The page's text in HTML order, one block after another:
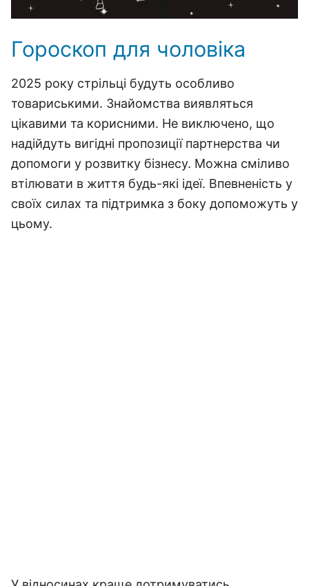
Гороскоп для чоловіка
2025 року стрільці будуть особливо
товариськими. Знайомства виявляться
цікавими та корисними. Не виключено, що
надійдуть вигідні пропозиції партнерства чи
допомоги у розвитку бізнесу. Можна сміливо
втілювати в життя будь-які ідеї. Впевненість у
своїх силах та підтримка з боку допоможуть у
цьому.